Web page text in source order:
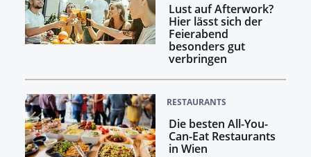
Lust auf Afterwork?
Hier lässt sich der
Feierabend
besonders gut
verbringen
RESTAURANTS
Die besten All-You-
Can-Eat Restaurants
in Wien